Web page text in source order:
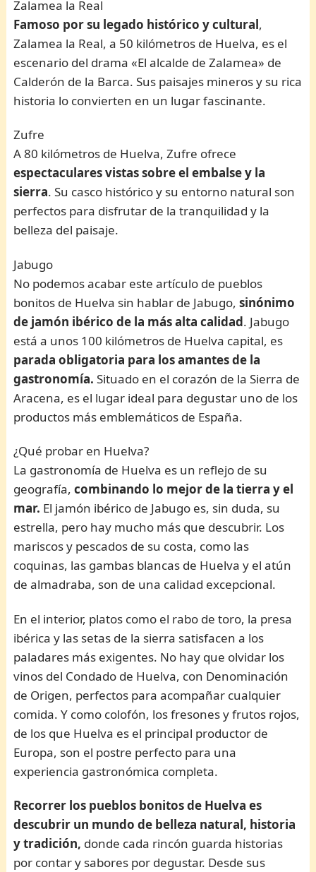
Zalamea la Real
Famoso por su legado histórico y cultural,
Zalamea la Real, a 50 kilómetros de Huelva, es el
escenario del drama «El alcalde de Zalamea» de
Calderón de la Barca. Sus paisajes mineros y su rica
historia lo convierten en un lugar fascinante.
Zufre
A 80 kilómetros de Huelva, Zufre ofrece
espectaculares vistas sobre el embalse y la
sierra. Su casco histórico y su entorno natural son
perfectos para disfrutar de la tranquilidad y la
belleza del paisaje.
Jabugo
No podemos acabar este artículo de pueblos
bonitos de Huelva sin hablar de Jabugo,sinónimo
de jamón ibérico de la más alta calidad. Jabugo
está a unos 100 kilómetros de Huelva capital, es
parada obligatoria para los amantes de la
gastronomía. Situado en el corazón de la Sierra de
Aracena, es el lugar ideal para degustar uno de los
productos más emblemáticos de España.
¿Qué probar en Huelva?
La gastronomía de Huelva es un reflejo de su
geografía,combinando lo mejor de la tierra y el
mar. El jamón ibérico de Jabugo es, sin duda, su
estrella, pero hay mucho más que descubrir. Los
mariscos y pescados de su costa, como las
coquinas, las gambas blancas de Huelva y el atún
de almadraba, son de una calidad excepcional.
En el interior, platos como el rabo de toro, la presa
ibérica y las setas de la sierra satisfacen a los
paladares más exigentes. No hay que olvidar los
vinos del Condado de Huelva, con Denominación
de Origen, perfectos para acompañar cualquier
comida. Y como colofón, los fresones y frutos rojos,
de los que Huelva es el principal productor de
Europa, son el postre perfecto para una
experiencia gastronómica completa.
Recorrer los pueblos bonitos de Huelva es
descubrir un mundo de belleza natural, historia
y tradición, donde cada rincón guarda historias
por contar y sabores por degustar. Desde sus